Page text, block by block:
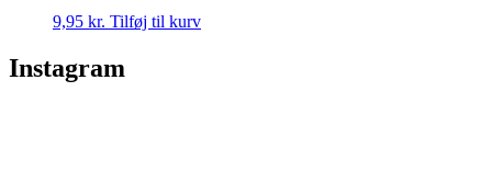
9,95 kr. Tilføj til kurv
Instagram